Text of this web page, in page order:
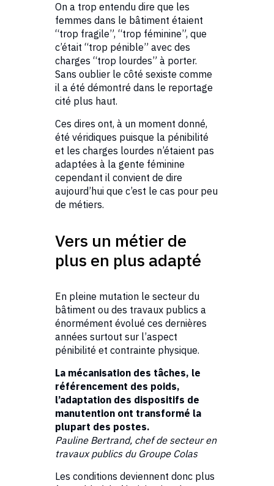
On a trop entendu dire que les
femmes dans le bâtiment étaient
“trop fragile”, “trop féminine”, que
c’était “trop pénible” avec des
charges “trop lourdes” à porter.
Sans oublier le côté sexiste comme
il a été démontré dans le reportage
cité plus haut.
Ces dires ont, à un moment donné,
été véridiques puisque la pénibilité
et les charges lourdes n’étaient pas
adaptées à la gente féminine
cependant il convient de dire
aujourd’hui que c’est le cas pour peu
de métiers.
Vers un métier de
plus en plus adapté
En pleine mutation le secteur du
bâtiment ou des travaux publics a
énormément évolué ces dernières
années surtout sur l’aspect
pénibilité et contrainte physique.
La mécanisation des tâches, le
référencement des poids,
l’adaptation des dispositifs de
manutention ont transformé la
plupart des postes.
Pauline Bertrand, chef de secteur en
travaux publics du Groupe Colas
Les conditions deviennent donc plus